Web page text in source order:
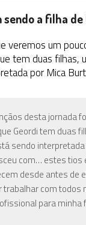
sendo a filha
veremos um
tem duas filhas,
por Mica
desta jornada
Geordi tem duas
sendo
com… estes tios
desde antes de
trabalhar com todos
para minha